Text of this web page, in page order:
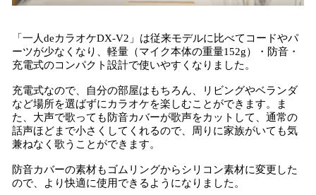
「一人deカラオケDX-V2」は従来モデルに比べてコードやパ
ーツが少なくなり、軽量（マイク本体の重量152g）・防音・
充電式のコンパクト設計で使いやすくなりました。
充電式なので、自分の部屋はもちろん、リビングやベランダ
など場所を選ばずにカラオケを楽しむことができます。ま
た、大声で歌っても防音カバーが歌声をカットして、通常の
話声ほどまで小さくしてくれるので、周りに家族がいても気
兼ねなく歌うことができます。
防音カバーの素材もゴムリングからシリコン素材に変更した
ので、より快適に使用できるようになりました。